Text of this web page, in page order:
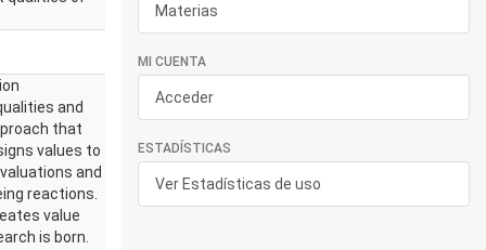
and
that
values to
and
reactions.
value
is born.
Materias
MI CUENTA
Acceder
ESTADÍSTICAS
Ver Estadísticas de uso